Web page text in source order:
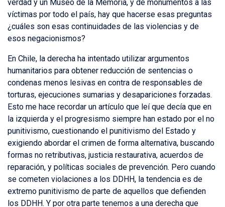
verdad y un Museo de la Memoria, y de monumentos a las
víctimas por todo el país, hay que hacerse esas preguntas
¿cuáles son esas continuidades de las violencias y de
esos negacionismos?
En Chile, la derecha ha intentado utilizar argumentos
humanitarios para obtener reducción de sentencias o
condenas menos lesivas en contra de responsables de
torturas, ejecuciones sumarias y desapariciones forzadas.
Esto me hace recordar un artículo que leí que decía que en
la izquierda y el progresismo siempre han estado por el no
punitivismo, cuestionando el punitivismo del Estado y
exigiendo abordar el crimen de forma alternativa, buscando
formas no retributivas, justicia restaurativa, acuerdos de
reparación, y políticas sociales de prevención. Pero cuando
se cometen violaciones a los DDHH, la tendencia es de
extremo punitivismo de parte de aquellos que defienden
los DDHH. Y por otra parte tenemos a una derecha que